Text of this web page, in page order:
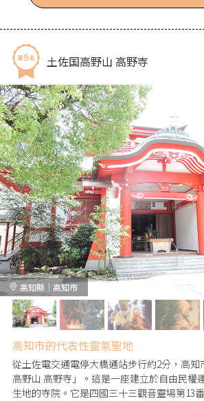
土佐国高野山 高野寺
高知縣｜高知市
高知市的代表性靈氣聖地
從土佐電交通電停大橋通站步行約2分，高知
高野山 高野寺」。這是一座建立於自由民權
生地的寺院。它是四國三十三觀音靈場第13